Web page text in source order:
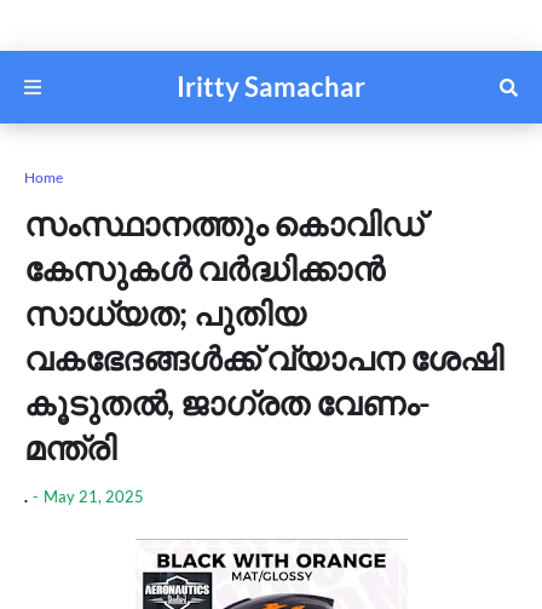
Iritty Samachar
Home
സംസ്ഥാനത്തും കൊവിഡ്
കേസുകൾ വർദ്ധിക്കാൻ
സാധ്യത; പുതിയ
വകഭേദങ്ങൾക്ക് വ്യാപന ശേഷി
കൂടുതൽ, ജാഗ്രത വേണം-
മന്ത്രി
. - May 21, 2025